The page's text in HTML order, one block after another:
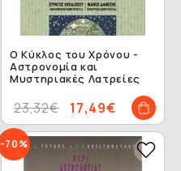
Ο Κύκλος του Χρόνου -
Αστρονομία και
Μυστηριακές Λατρείες
17,49€
23,32€
-70%